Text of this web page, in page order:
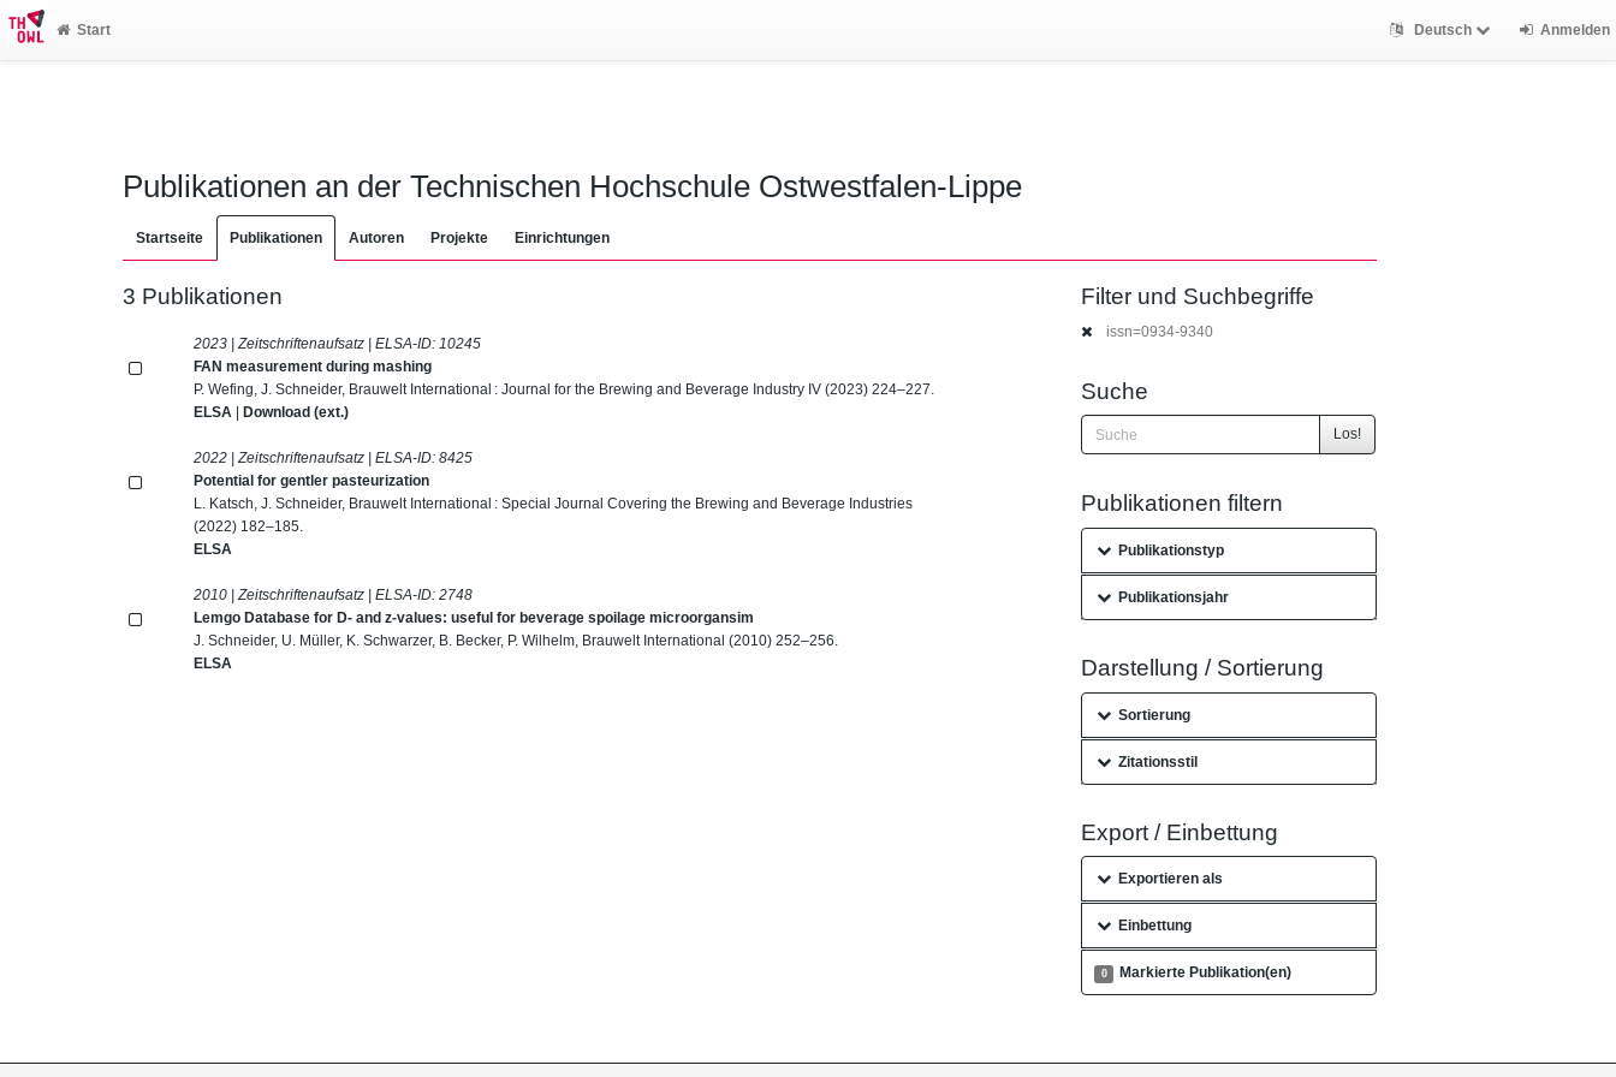
Start Deutsch Anmelden
Publikationen an der Technischen Hochschule Ostwestfalen-Lippe
Startseite Publikationen Autoren Projekte Einrichtungen
3 Publikationen
2023 | Zeitschriftenaufsatz | ELSA-ID: 10245
FAN measurement during mashing
P. Wefing, J. Schneider, Brauwelt International : Journal for the Brewing and Beverage Industry IV (2023) 224–227.
ELSA |Download (ext.)
2022 | Zeitschriftenaufsatz | ELSA-ID:8425
Potential for gentler pasteurization
L. Katsch, J. Schneider, Brauwelt International : Special Journal Covering the Brewing and Beverage Industries
(2022) 182–185.
ELSA
2010 | Zeitschriftenaufsatz | ELSA-ID:2748
Lemgo Database for D- and z-values: useful for beverage spoilage microorgansim
J. Schneider, U. Müller, K. Schwarzer, B. Becker, P. Wilhelm, Brauwelt International (2010) 252–256.
ELSA
Filter und Suchbegriffe
issn=0934-9340
Suche
Los!
Publikationen filtern
Publikationstyp
Publikationsjahr
Darstellung / Sortierung
Sortierung
Zitationsstil
Export / Einbettung
Exportieren als
Einbettung
0 Markierte Publikation(en)